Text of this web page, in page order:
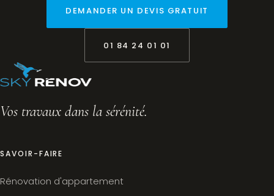
DEMANDER UN DEVIS GRATUIT
01 84 24 01 01
Vos travaux dans la sérénité.
SAVOIR-FAIRE
Rénovation d'appartement